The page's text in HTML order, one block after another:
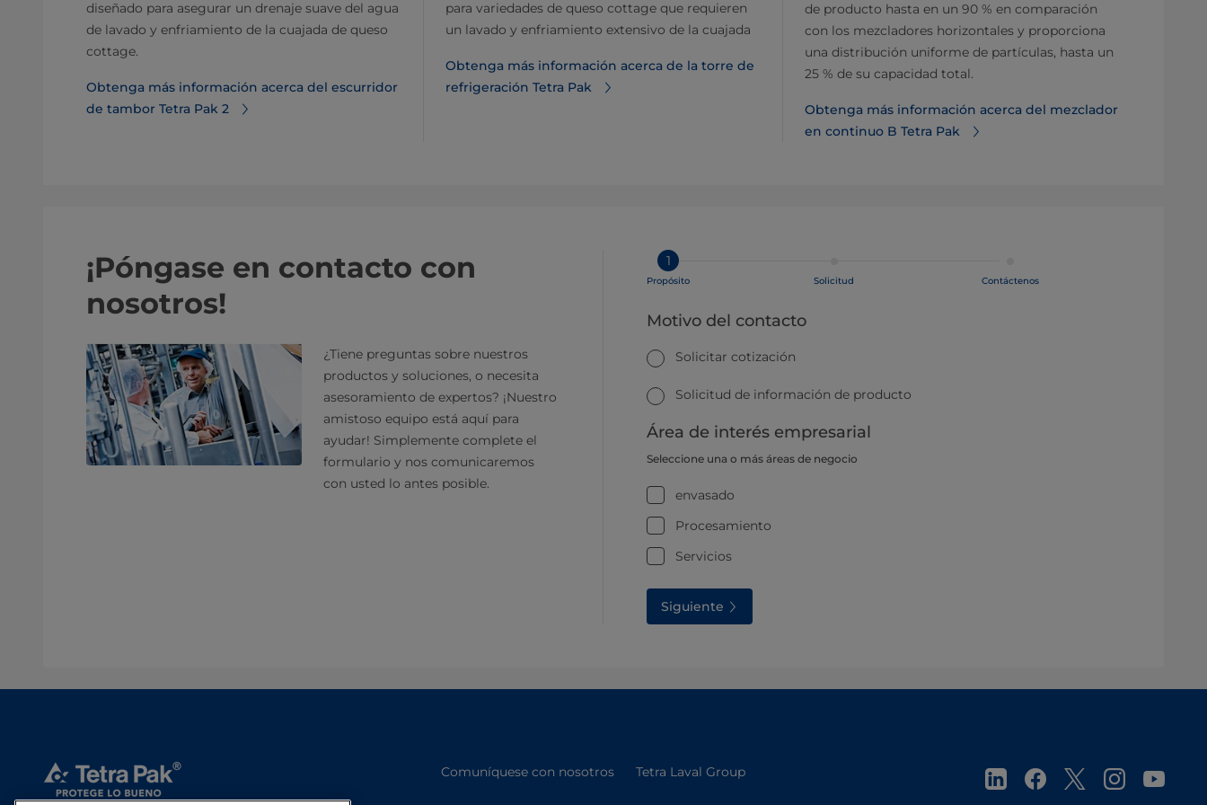
diseñado para asegurar un drenaje suave del agua
de lavado y enfriamiento de la cuajada de queso
cottage.
Obtenga más información acerca del escurridor
de tambor Tetra Pak 2
para variedades de queso cottage que requieren
un lavado y enfriamiento extensivo de la cuajada
Obtenga más información acerca de la torre de
refrigeración Tetra Pak
de producto hasta en un 90 % en comparación
con los mezcladores horizontales y proporciona
una distribución uniforme de partículas, hasta un
25 % de su capacidad total.
Obtenga más información acerca del mezclador
en continuo B Tetra Pak
¡Póngase en contacto con
nosotros!
¿Tiene preguntas sobre nuestros
productos y soluciones, o necesita
asesoramiento de expertos? ¡Nuestro
amistoso equipo está aquí para
ayudar! Simplemente complete el
formulario y nos comunicaremos
con usted lo antes posible.
1
Propósito Solicitud Contáctenos
Motivo del contacto
Solicitar cotización
Solicitud de información de producto
Área de interés empresarial
Seleccione una o más áreas de negocio
envasado
Procesamiento
Servicios
Siguiente
Comuníquese con nosotros Tetra Laval Group